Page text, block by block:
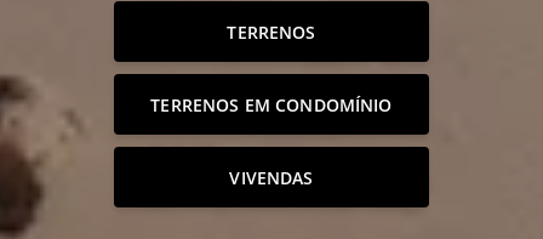
TERRENOS
TERRENOS EM CONDOMÍNIO
VIVENDAS